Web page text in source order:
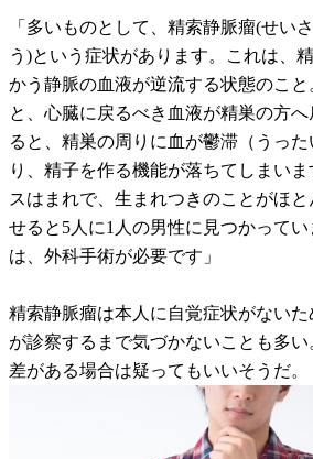
「多いものとして、精索静脈瘤(せい
う)という症状があります。これは、
かう静脈の血液が逆流する状態のこ
と、心臓に戻るべき血液が精巣の方
ると、精巣の周りに血が鬱滞（うっ
り、精子を作る機能が落ちてしまい
スはまれで、生まれつきのことがほ
せると5人に1人の男性に見つかって
は、外科手術が必要です」
精索静脈瘤は本人に自覚症状がない
が診察するまで気づかないことも多
差がある場合は疑ってもいいそうだ。